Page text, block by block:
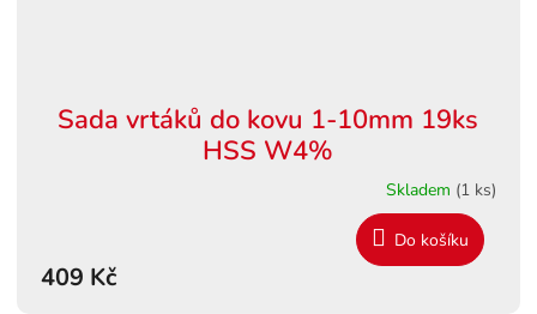
Sada vrtáků do kovu 1-10mm 19ks
HSS W4%
Skladem (1 ks)
409 Kč
Do košíku